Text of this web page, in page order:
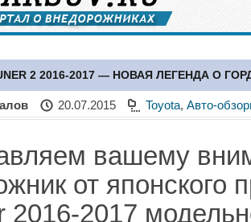
2 2016-2017 — НОВАЯ ЛЕГЕНДА О
20.07.2015 Toyota, Авто-
вашему
от японского
2016-2017